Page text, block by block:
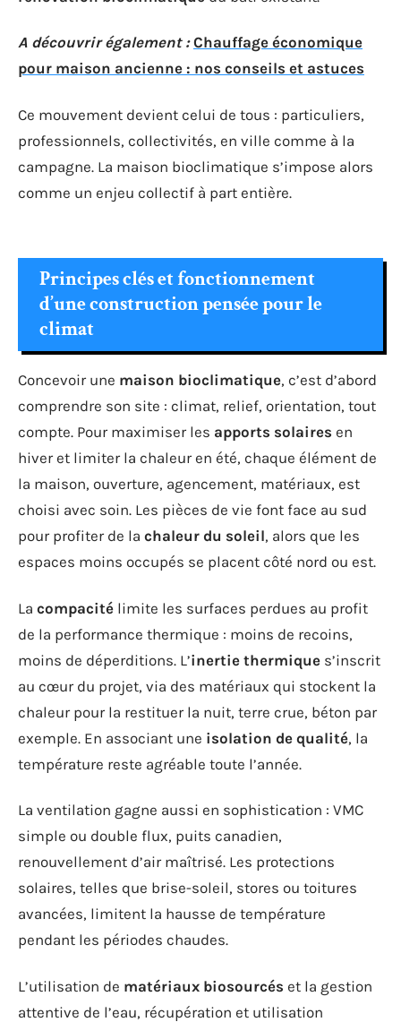
A découvrir également : Chauffage économique
pour maison ancienne : nos conseils et astuces
Ce mouvement devient celui de tous : particuliers,
professionnels, collectivités, en ville comme à la
campagne. La maison bioclimatique s’impose alors
comme un enjeu collectif à part entière.
Principes clés et fonctionnement
d’une construction pensée pour le
climat
Concevoir une maison bioclimatique, c’est d’abord
comprendre son site : climat, relief, orientation, tout
compte. Pour maximiser les apports solaires en
hiver et limiter la chaleur en été, chaque élément de
la maison, ouverture, agencement, matériaux, est
choisi avec soin. Les pièces de vie font face au sud
pour profiter de la chaleur du soleil, alors que les
espaces moins occupés se placent côté nord ou est.
La compacité limite les surfaces perdues au profit
de la performance thermique : moins de recoins,
moins de déperditions. L’inertie thermique s’inscrit
au cœur du projet, via des matériaux qui stockent la
chaleur pour la restituer la nuit, terre crue, béton par
exemple. En associant une isolation de qualité, la
température reste agréable toute l’année.
La ventilation gagne aussi en sophistication : VMC
simple ou double flux, puits canadien,
renouvellement d’air maîtrisé. Les protections
solaires, telles que brise-soleil, stores ou toitures
avancées, limitent la hausse de température
pendant les périodes chaudes.
L’utilisation de matériaux biosourcés et la gestion
attentive de l’eau, récupération et utilisation